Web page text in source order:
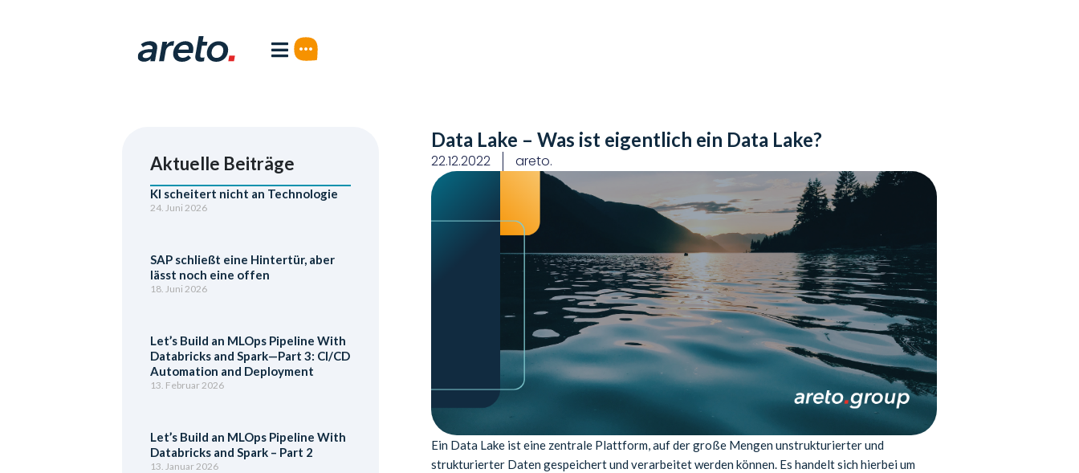
Aktuelle Beiträge
KI scheitert nicht an Technologie
24. Juni 2026
SAP schließt eine Hintertür, aber
lässt noch eine offen
18. Juni 2026
Let’s Build an MLOps Pipeline With
Databricks and Spark—Part 3: CI/CD
Automation and Deployment
13. Februar 2026
Let’s Build an MLOps Pipeline With
Databricks and Spark – Part 2
13. Januar 2026
Data Lake – Was ist eigentlich ein Data Lake?
22.12.2022 areto.
Ein Data Lake ist eine zentrale Plattform, auf der große Mengen unstrukturierter und
strukturierter Daten gespeichert und verarbeitet werden können. Es handelt sich hierbei um